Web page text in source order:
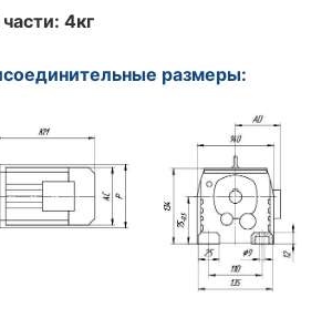
4кг
размеры: